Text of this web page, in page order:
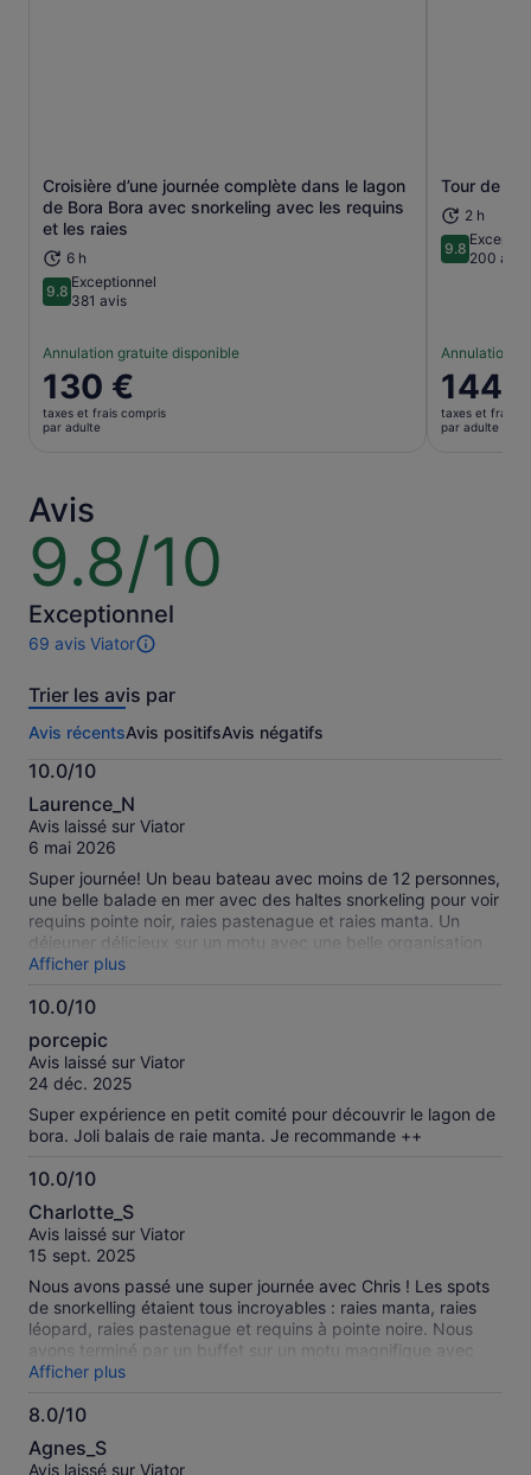
Croisière d’une journée complète dans le lagon
de Bora Bora avec snorkeling avec les requins
et les raies
6 h
9.89.8 sur 10
Exceptionnel
381 avis
Annulation gratuite disponible
Le
prix
est
adulte
130 €
taxes et frais compris
par adulte
S’ouvre dans un nouvel onglet.
Tour de
2 h
9.89.8 sur 10
200 avis
Annulation
Le
prix
est
144
taxes et frais
par adulte
Avis
9.8/10
9.8
sur
10
Exceptionnel
69 avis Viator
69 avis
cette
Plus
d’informations
sur
nos
avis
vérifiés
Trier les avis par
Avis récentsAvis positifsAvis négatifs
10.0/10
10.0
sur
10
Laurence_N
Avis laissé sur Viator
6 mai 2026
Super journée! Un beau bateau avec moins de 12 personnes,
une belle balade en mer avec des haltes snorkeling pour voir
requins pointe noir, raies pastenague et raies manta. Un
déjeuner délicieux sur un motu avec une belle organisation
pour nager , bronzer ou faire la sieste, et une démonstration
pour extraire le lait de coco, sans compter les infos
interessantes fournies. Nous avons beaucoup apprécié
Afficher plus
10.0/10
sur
10
porcepic
Avis laissé sur Viator
24 déc. 2025
Super expérience en petit comité pour découvrir le lagon de
bora. Joli balais de raie manta. Je recommande ++
10.0/10
10.0
sur
10
Charlotte_S
Avis laissé sur Viator
15 sept. 2025
Nous avons passé une super journée avec Chris ! Les spots
de snorkelling étaient tous incroyables : raies manta, raies
léopard, raies pastenague et requins à pointe noire. Nous
avons terminé par un buffet sur un motu magnifique avec
activité pour confectionner des paniers. Je recommande à
100% !
Afficher plus
8.0/10
8.0
sur
Agnes_S
Avis laissé sur Viator